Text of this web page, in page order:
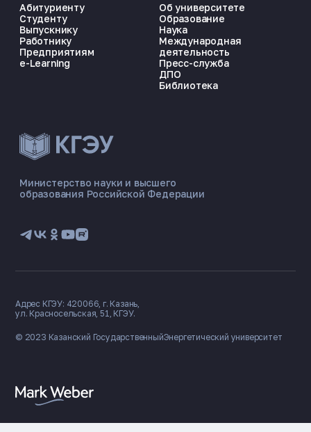
Министерство науки и высшего
образования Российской Федерации
Абитуриенту
Студенту
Выпускнику
Работнику
Предприятиям
e-Learning
Об университете
Образование
Наука
Международная
деятельность
Пресс-служба
ДПО
Библиотека
© 2023 Казанский ГосударственныйЭнергетический университет
Адрес КГЭУ: 420066, г. Казань,
ул. Красносельская, 51, КГЭУ.